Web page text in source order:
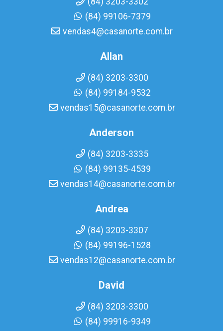
(84) 99106-7379
vendas4@casanorte.com.br
Allan
(84) 3203-3300
(84) 99184-9532
vendas15@casanorte.com.br
Anderson
(84) 3203-3335
(84) 99135-4539
vendas14@casanorte.com.br
Andrea
(84) 3203-3307
(84) 99196-1528
vendas12@casanorte.com.br
David
(84) 3203-3300
(84) 99916-9349